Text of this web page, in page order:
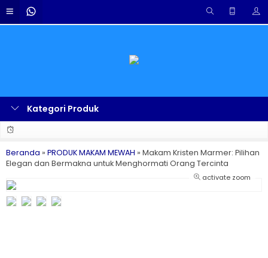
Kategori Produk
Beranda » PRODUK MAKAM MEWAH » Makam Kristen Marmer: Pilihan
Elegan dan Bermakna untuk Menghormati Orang Tercinta
activate zoom